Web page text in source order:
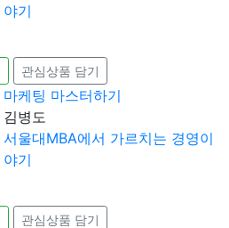
야기
관심상품 담기
마케팅 마스터하기
김병도
서울대MBA에서 가르치는 경영이
야기
관심상품 담기